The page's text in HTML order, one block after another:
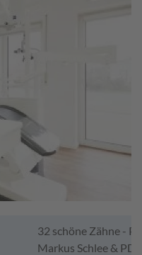
32 schöne Zähne -
Markus Schlee & PD